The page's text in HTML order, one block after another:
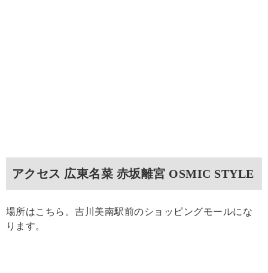
アクセス 広東名菜 赤坂離宮 OSMIC STYLE
場所はこちら。吉川美南駅前のショッピングモールにな
ります。